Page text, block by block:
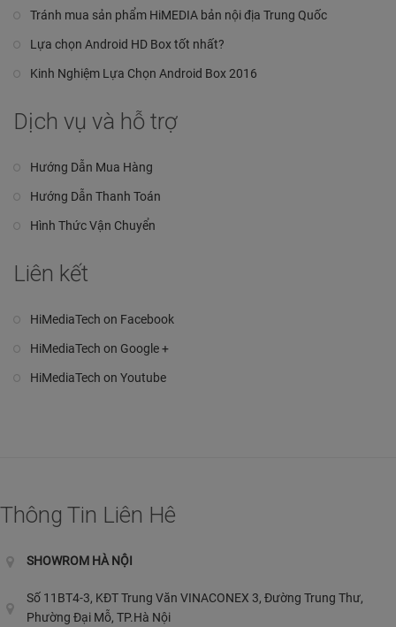
Tránh mua sản phẩm HiMEDIA bản nội địa Trung Quốc
Lựa chọn Android HD Box tốt nhất?
Kinh Nghiệm Lựa Chọn Android Box 2016
Dịch vụ và hỗ trợ
Hướng Dẫn Mua Hàng
Hướng Dẫn Thanh Toán
Hình Thức Vận Chuyển
Liên kết
HiMediaTech on Facebook
HiMediaTech on Google +
HiMediaTech on Youtube
Thông Tin Liên Hê
SHOWROM HÀ NỘI
Số 11BT4-3, KĐT Trung Văn VINACONEX 3, Đường Trung Thư,
Phường Đại Mỗ, TP.Hà Nội